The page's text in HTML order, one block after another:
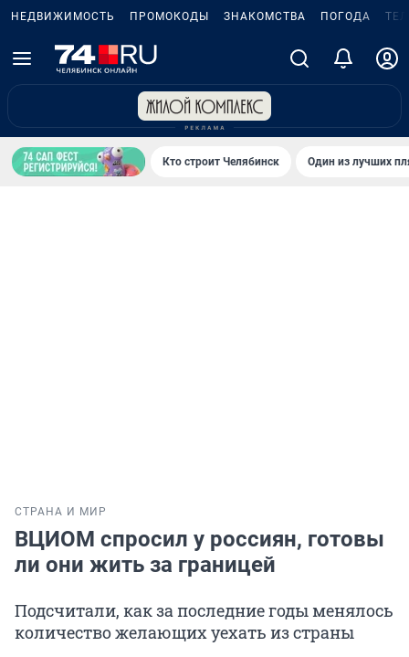
НЕДВИЖИМОСТЬ ПРОМОКОДЫ ЗНАКОМСТВА ПОГОДА
Кто строит Челябинск Один из лучших
СТРАНА И МИР
ВЦИОМ спросил у россиян, готовы
ли они жить за границей
Подсчитали, как за последние годы менялось
количество желающих уехать из страны